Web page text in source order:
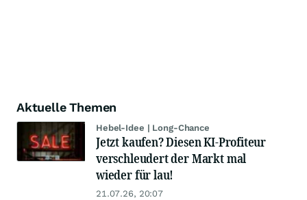
Aktuelle Themen
Hebel-Idee | Long-Chance
Jetzt kaufen? Diesen KI-Profiteur
verschleudert der Markt mal
wieder für lau!
21.07.26, 20:07